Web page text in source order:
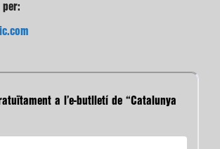
per:
a l’e-butlletí de “Catalunya